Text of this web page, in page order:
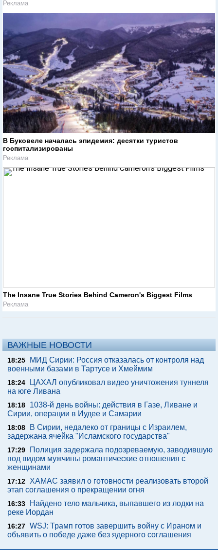
Реклама
В Буковеле началась эпидемия: десятки туристов
госпитализированы
Реклама
The Insane True Stories Behind Cameron's Biggest Films
Реклама
ВАЖНЫЕ НОВОСТИ
18:25
МИД Сирии: Россия отказалась от контроля над
военными базами в Тартусе и Хмеймим
18:24
ЦАХАЛ опубликовал видео уничтожения туннеля
на юге Ливана
18:18
1038-й день войны: действия в Газе, Ливане и
Сирии, операции в Иудее и Самарии
18:08
В Сирии, недалеко от границы с Израилем,
задержана ячейка "Исламского государства"
17:29
Полиция задержала подозреваемую, заводившую
под видом мужчины романтические отношения с
женщинами
17:12 ХАМАС заявил о готовности реализовать второй
этап соглашения о прекращении огня
16:33
Найдено тело мальчика, выпавшего из лодки на
реке Иордан
16:27 WSJ: Трамп готов завершить войну с Ираном и
объявить о победе даже без ядерного соглашения